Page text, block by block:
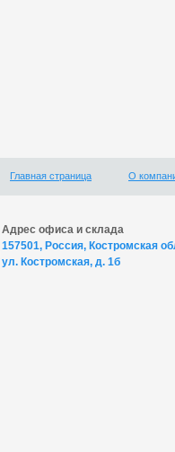
Главная страница О
Адрес офиса и склада
157501, Россия, Костромская
ул. Костромская, д. 1б